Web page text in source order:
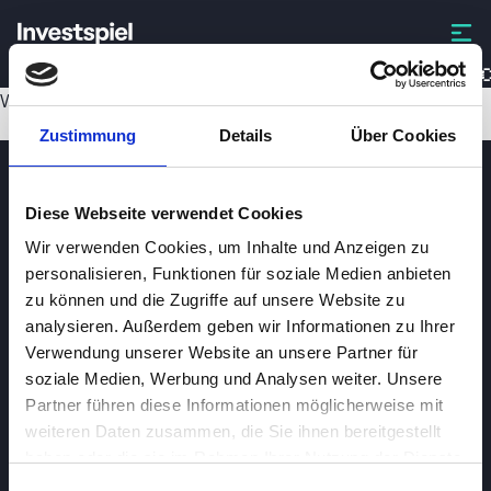
Zustimmung Details Über Cookies
Diese Webseite verwendet Cookies
Wir verwenden Cookies, um Inhalte und Anzeigen zu
personalisieren, Funktionen für soziale Medien anbieten
zu können und die Zugriffe auf unsere Website zu
analysieren. Außerdem geben wir Informationen zu Ihrer
Verwendung unserer Website an unsere Partner für
soziale Medien, Werbung und Analysen weiter. Unsere
Partner führen diese Informationen möglicherweise mit
weiteren Daten zusammen, die Sie ihnen bereitgestellt
ISS-C
Wird geladen...
Investspiel
ÜberInvestspiel
Datenschutzerklärung